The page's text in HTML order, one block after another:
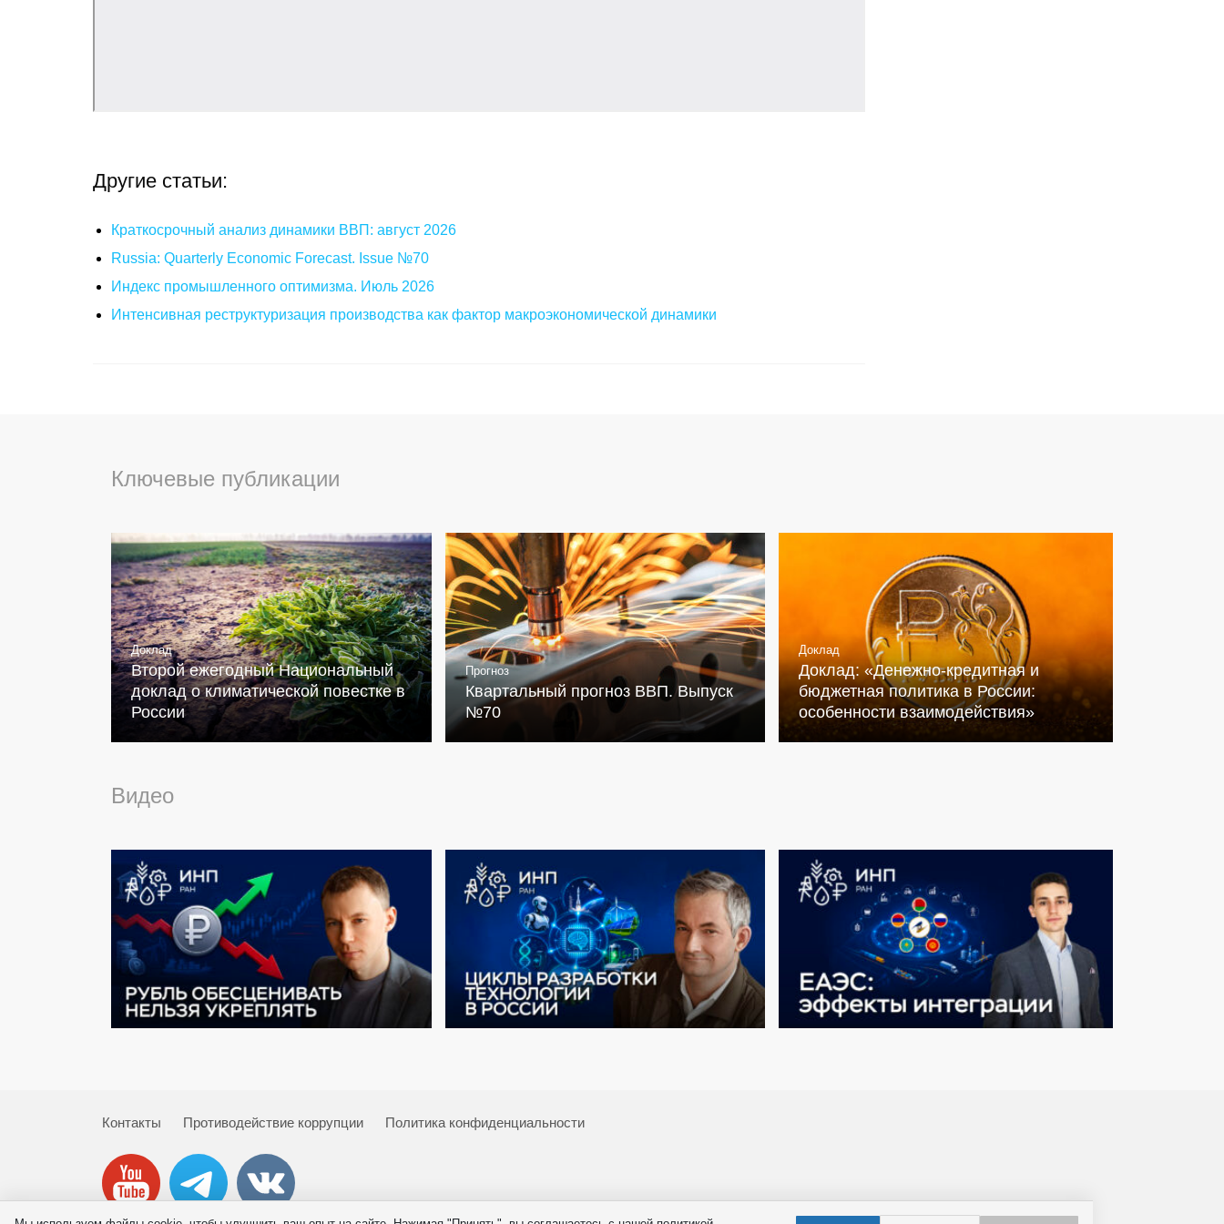
Другие статьи:
Краткосрочный анализ динамики ВВП: август 2026
Russia: Quarterly Economic Forecast. Issue №70
Индекс промышленного оптимизма. Июль 2026
Интенсивная реструктуризация производства как фактор макроэкономической динамики
Ключевые публикации
Доклад
Второй ежегодный Национальный
доклад о климатической повестке в
России
Прогноз
Квартальный прогноз ВВП. Выпуск
№70
Доклад
Доклад: «Денежно-кредитная и
бюджетная политика в России:
особенности взаимодействия»
Видео
Контакты Противодействие коррупции Политика конфиденциальности